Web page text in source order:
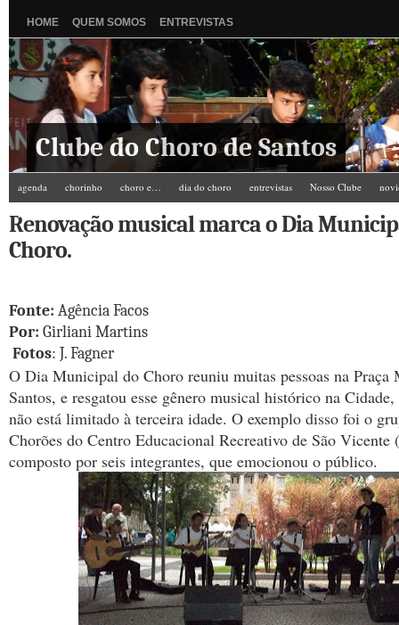
HOME QUEM SOMOS ENTREVISTAS
Clube do Choro de Santos
agenda chorinho choro e… dia do choro entrevistas Nosso Clube
Zé do Camarim
Renovação musical marca o Dia
Choro.
Fonte: Agência Facos
Por: Girliani Martins
Fotos: J. Fagner
O Dia Municipal do Choro reuniu muitas pessoas na Praça
Santos, e resgatou esse gênero musical histórico na
não está limitado à terceira idade. O exemplo disso foi o
Chorões do Centro Educacional Recreativo de São Vicente
composto por seis integrantes, que emocionou o público.